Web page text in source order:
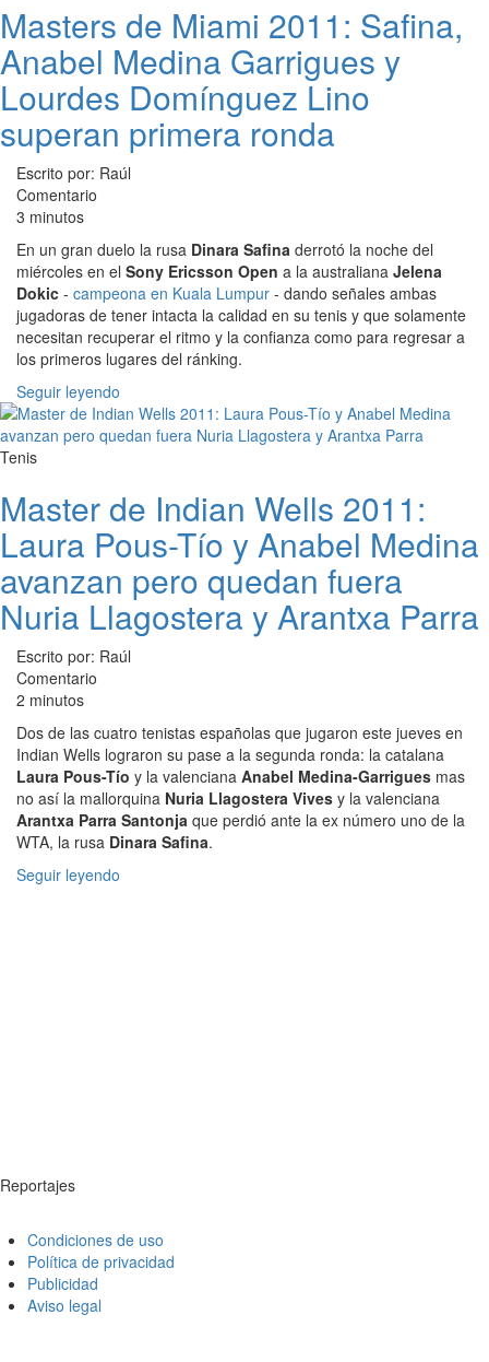
Masters de Miami 2011: Safina,
Anabel Medina Garrigues y
Lourdes Domínguez Lino
superan primera ronda
Escrito por: Raúl
Comentario
3 minutos
En un gran duelo la rusa Dinara Safina derrotó la noche del
miércoles en el Sony Ericsson Open a la australiana Jelena
Dokic - campeona en Kuala Lumpur - dando señales ambas
jugadoras de tener intacta la calidad en su tenis y que solamente
necesitan recuperar el ritmo y la confianza como para regresar a
los primeros lugares del ránking.
Seguir leyendo
Tenis
Master de Indian Wells 2011:
Laura Pous-Tío y Anabel Medina
avanzan pero quedan fuera
Nuria Llagostera y Arantxa Parra
Escrito por: Raúl
Comentario
2 minutos
Dos de las cuatro tenistas españolas que jugaron este jueves en
Indian Wells lograron su pase a la segunda ronda: la catalana
Laura Pous-Tío y la valenciana Anabel Medina-Garrigues mas
no así la mallorquina Nuria Llagostera Vives y la valenciana
Arantxa Parra Santonja que perdió ante la ex número uno de la
WTA, la rusa Dinara Safina.
Seguir leyendo
Reportajes
Condiciones de uso
Política de privacidad
Publicidad
Aviso legal